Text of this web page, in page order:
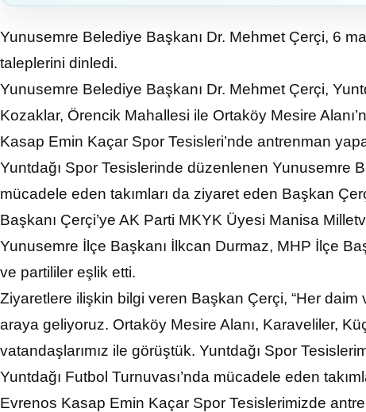
Yunusemre Belediye Başkanı Dr. Mehmet Çerçi, 6
taleplerini dinledi.
Yunusemre Belediye Başkanı Dr. Mehmet Çerçi,
Kozaklar, Örencik Mahallesi ile Ortaköy Mesire
Kasap Emin Kaçar Spor Tesisleri’nde antrenman
Yuntdağı Spor Tesislerinde düzenlenen Yunusemre
mücadele eden takımları da ziyaret eden Başkan
Başkanı Çerçi’ye AK Parti MKYK Üyesi Manisa
Yunusemre İlçe Başkanı İlkcan Durmaz, MHP İlçe
ve partililer eşlik etti.
Ziyaretlere ilişkin bilgi veren Başkan Çerçi, “Her daim
araya geliyoruz. Ortaköy Mesire Alanı, Karaveliler,
vatandaşlarımız ile görüştük. Yuntdağı Spor
Yuntdağı Futbol Turnuvası’nda mücadele eden
Evrenos Kasap Emin Kaçar Spor Tesislerimizde